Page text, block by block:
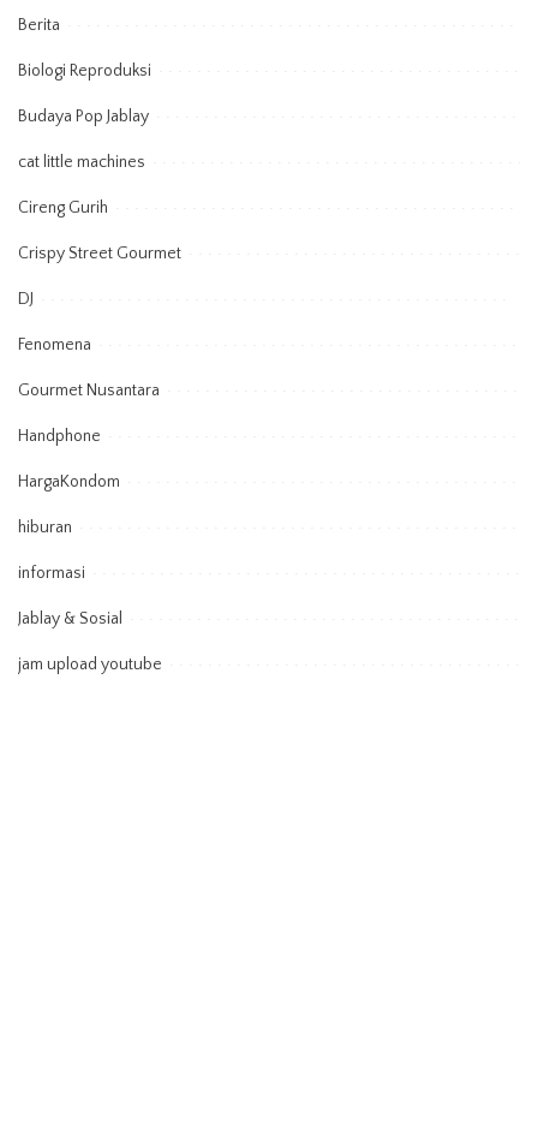
Berita
Biologi Reproduksi
Budaya Pop Jablay
cat little machines
Cireng Gurih
Crispy Street Gourmet
DJ
Fenomena
Gourmet Nusantara
Handphone
HargaKondom
hiburan
informasi
Jablay & Sosial
jam upload youtube